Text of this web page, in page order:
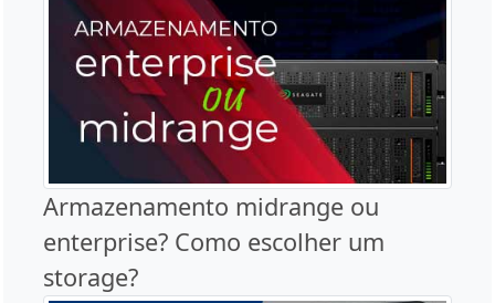
Armazenamento midrange ou
enterprise? Como escolher um
storage?